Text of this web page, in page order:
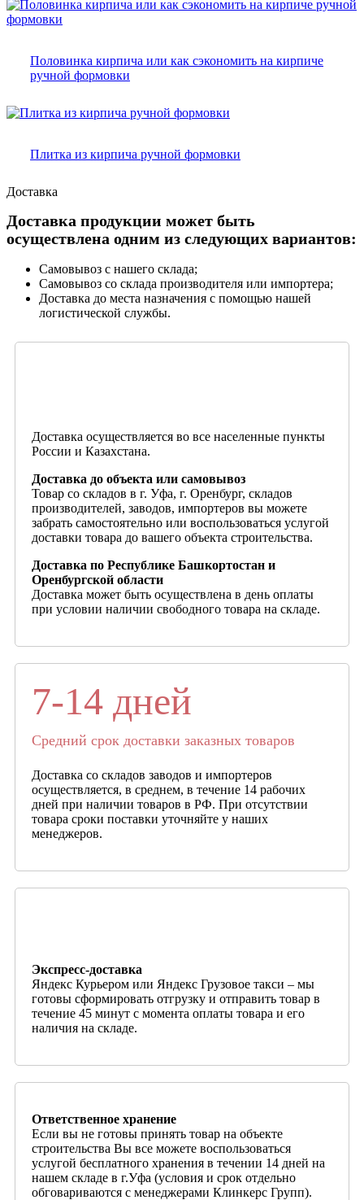
Половинка кирпича или как сэкономить на кирпиче
ручной формовки
Плитка из кирпича ручной формовки
Доставка
Доставка продукции может быть
осуществлена одним из следующих вариантов:
Самовывоз с нашего склада;
Самовывоз со склада производителя или импортера;
Доставка до места назначения с помощью нашей
логистической службы.
Доставка осуществляется во все населенные пункты
России и Казахстана.
Доставка до объекта или самовывоз
Товар со складов в г. Уфа, г. Оренбург, складов
производителей, заводов, импортеров вы можете
забрать самостоятельно или воспользоваться услугой
доставки товара до вашего объекта строительства.
Доставка по Республике Башкортостан и
Оренбургской области
Доставка может быть осуществлена в день оплаты
при условии наличии свободного товара на складе.
7-14 дней
Средний срок доставки заказных товаров
Доставка со складов заводов и импортеров
осуществляется, в среднем, в течение 14 рабочих
дней при наличии товаров в РФ. При отсутствии
товара сроки поставки уточняйте у наших
менеджеров.
Экспресс-доставка
Яндекс Курьером или Яндекс Грузовое такси – мы
готовы сформировать отгрузку и отправить товар в
течение 45 минут с момента оплаты товара и его
наличия на складе.
Ответственное хранение
Если вы не готовы принять товар на объекте
строительства Вы все можете воспользоваться
услугой бесплатного хранения в течении 14 дней на
нашем складе в г.Уфа (условия и срок отдельно
обговариваются с менеджерами Клинкерс Групп).